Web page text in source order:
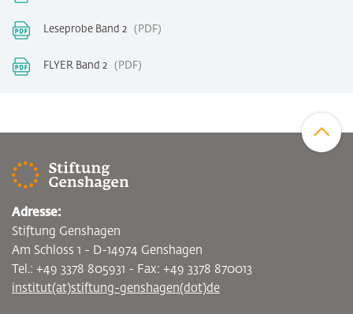
Leseprobe Band 2 PDF
FLYER Band 2 PDF
Adresse:
Stiftung Genshagen
Am Schloss 1 - D-14974 Genshagen
Tel.: +49 3378 805931 - Fax: +49 3378 870013
institut(at)stiftung-genshagen(dot)de